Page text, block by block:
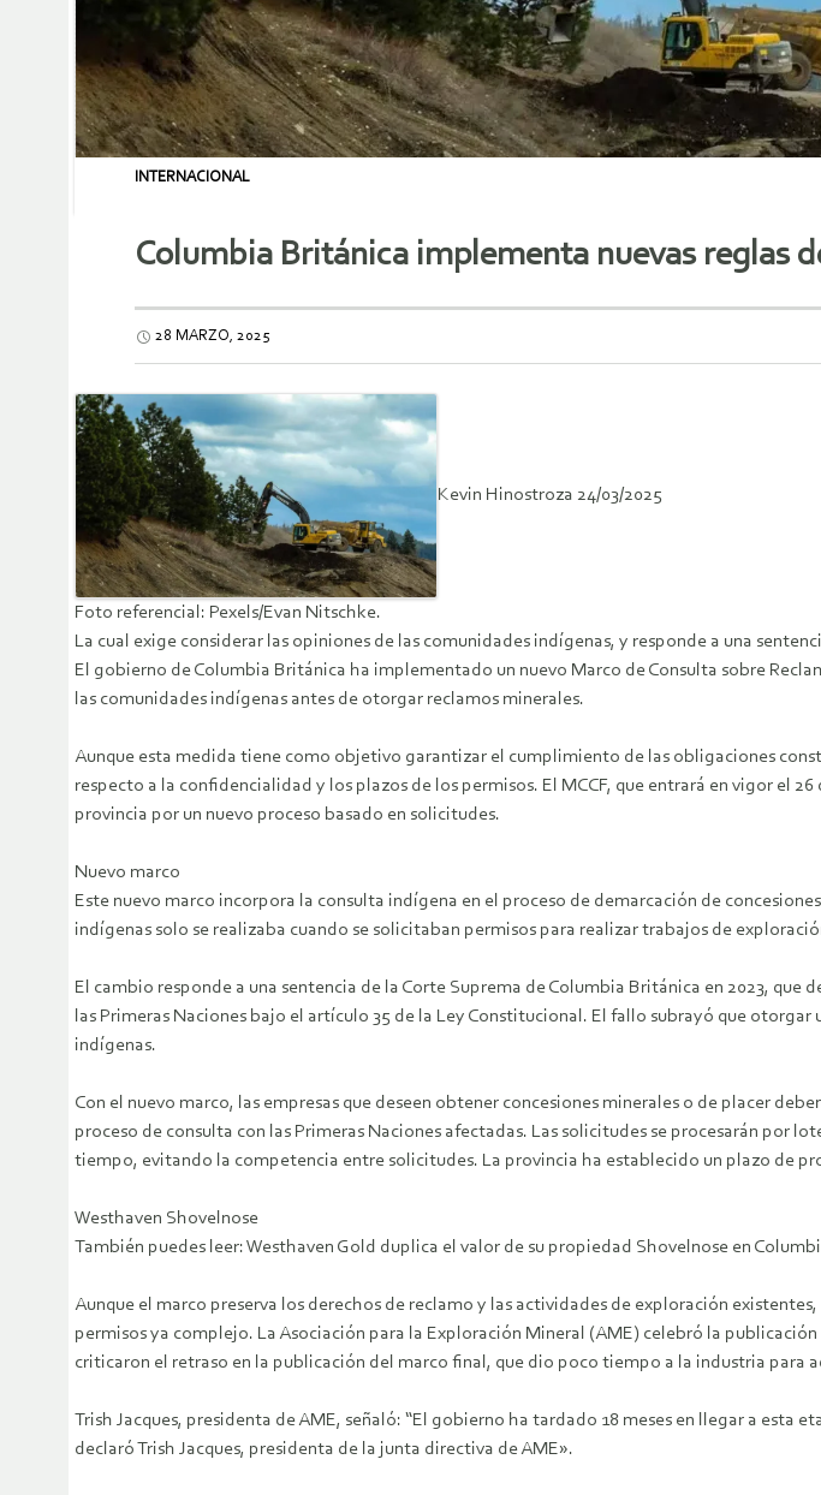
INTERNACIONAL
Columbia Británica implementa nuevas reglas
28 MARZO, 2025
Kevin Hinostroza 24/03/2025
Foto referencial: Pexels/Evan Nitschke.
La cual exige considerar las opiniones de las comunidades indígenas, y responde a una
El gobierno de Columbia Británica ha implementado un nuevo Marco de Consulta sobre
las comunidades indígenas antes de otorgar reclamos minerales.
Aunque esta medida tiene como objetivo garantizar el cumplimiento de las obligaciones
respecto a la confidencialidad y los plazos de los permisos. El MCCF, que entrará en vigor el
provincia por un nuevo proceso basado en solicitudes.
Nuevo marco
Este nuevo marco incorpora la consulta indígena en el proceso de demarcación de
indígenas solo se realizaba cuando se solicitaban permisos para realizar trabajos de
El cambio responde a una sentencia de la Corte Suprema de Columbia Británica en 2023,
las Primeras Naciones bajo el artículo 35 de la Ley Constitucional. El fallo subrayó que
indígenas.
Con el nuevo marco, las empresas que deseen obtener concesiones minerales o de placer
proceso de consulta con las Primeras Naciones afectadas. Las solicitudes se procesarán por
tiempo, evitando la competencia entre solicitudes. La provincia ha establecido un plazo de
Westhaven Shovelnose
También puedes leer: Westhaven Gold duplica el valor de su propiedad Shovelnose en
Aunque el marco preserva los derechos de reclamo y las actividades de exploración
permisos ya complejo. La Asociación para la Exploración Mineral (AME) celebró la
criticaron el retraso en la publicación del marco final, que dio poco tiempo a la industria para
Trish Jacques, presidenta de AME, señaló: “El gobierno ha tardado 18 meses en llegar a
declaró Trish Jacques, presidenta de la junta directiva de AME».